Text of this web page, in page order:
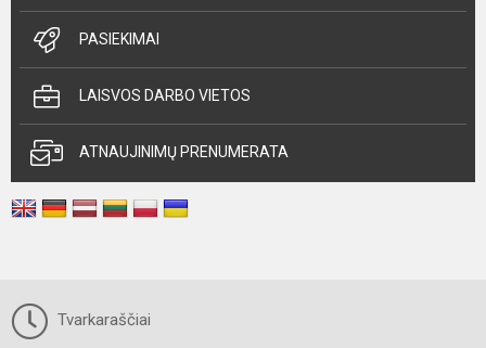
PASIEKIMAI
LAISVOS DARBO VIETOS
ATNAUJINIMŲ PRENUMERATA
Tvarkaraščiai